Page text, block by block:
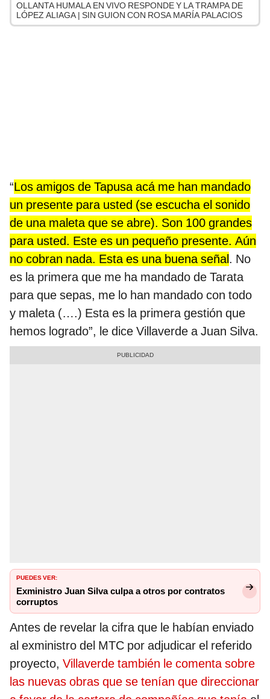
OLLANTA HUMALA EN VIVO RESPONDE Y LA TRAMPA DE
LÓPEZ ALIAGA | SIN GUION CON ROSA MARÍA PALACIOS
“Los amigos de Tapusa acá me han mandado
un presente para usted (se escucha el sonido
de una maleta que se abre). Son 100 grandes
para usted. Este es un pequeño presente. Aún
no cobran nada. Esta es una buena señal. No
es la primera que me ha mandado de Tarata
para que sepas, me lo han mandado con todo
y maleta (….) Esta es la primera gestión que
hemos logrado”, le dice Villaverde a Juan Silva.
PUEDES VER:
Exministro Juan Silva culpa a otros por contratos
corruptos
Antes de revelar la cifra que le habían enviado
al exministro del MTC por adjudicar el referido
proyecto, Villaverde también le comenta sobre
las nuevas obras que se tenían que direccionar